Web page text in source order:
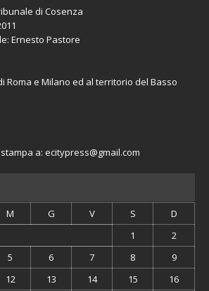
di Cosenza
Ernesto Pastore
Roma e Milano ed al territorio del Basso
a: ecitypress@gmail.com
M G V S
D
1
2
5 6 7 8
9
12 13 14 15 16